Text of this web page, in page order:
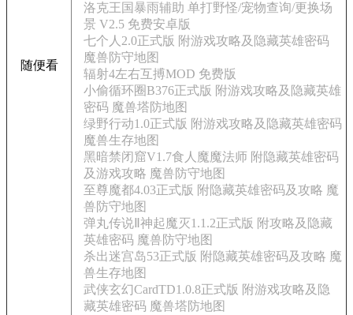
随便看
洛克王国暴雨辅助 单打野怪/宠物查询/更换场
景 V2.5 免费安卓版
七个人2.0正式版 附游戏攻略及隐藏英雄密码
魔兽防守地图
辐射4左右互搏MOD 免费版
小偷循环圈B376正式版 附游戏攻略及隐藏英雄
密码 魔兽塔防地图
绿野行动1.0正式版 附游戏攻略及隐藏英雄密码
魔兽生存地图
黑暗禁闭窟V1.7食人魔魔法师 附隐藏英雄密码
及游戏攻略 魔兽防守地图
至尊魔都4.03正式版 附隐藏英雄密码及攻略 魔
兽防守地图
弹丸传说Ⅱ神起魔灭1.1.2正式版 附攻略及隐藏
英雄密码 魔兽防守地图
杀出迷宫岛53正式版 附隐藏英雄密码及攻略 魔
兽生存地图
武侠玄幻CardTD1.0.8正式版 附游戏攻略及隐
藏英雄密码 魔兽塔防地图